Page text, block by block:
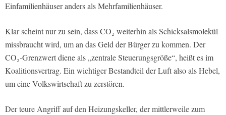
Einfamilienhäuser anders als Mehrfamilienhäuser.
Klar scheint nur zu sein, dass CO₂ weiterhin als Schicksalsmolekül
missbraucht wird, um an das Geld der Bürger zu kommen. Der
CO₂-Grenzwert diene als „zentrale Steuerungsgröße“, heißt es im
Koalitionsvertrag. Ein wichtiger Bestandteil der Luft also als Hebel,
um eine Volkswirtschaft zu zerstören.
Der teure Angriff auf den Heizungskeller, der mittlerweile zum